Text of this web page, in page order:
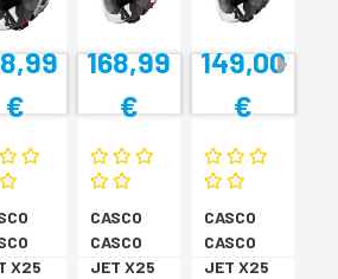
€
168,99
€
149,00
€
X25
CASCO
CASCO
JET X25
CASCO
CASCO
JET X25